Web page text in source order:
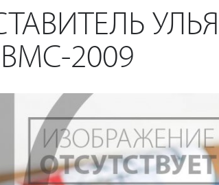
2009